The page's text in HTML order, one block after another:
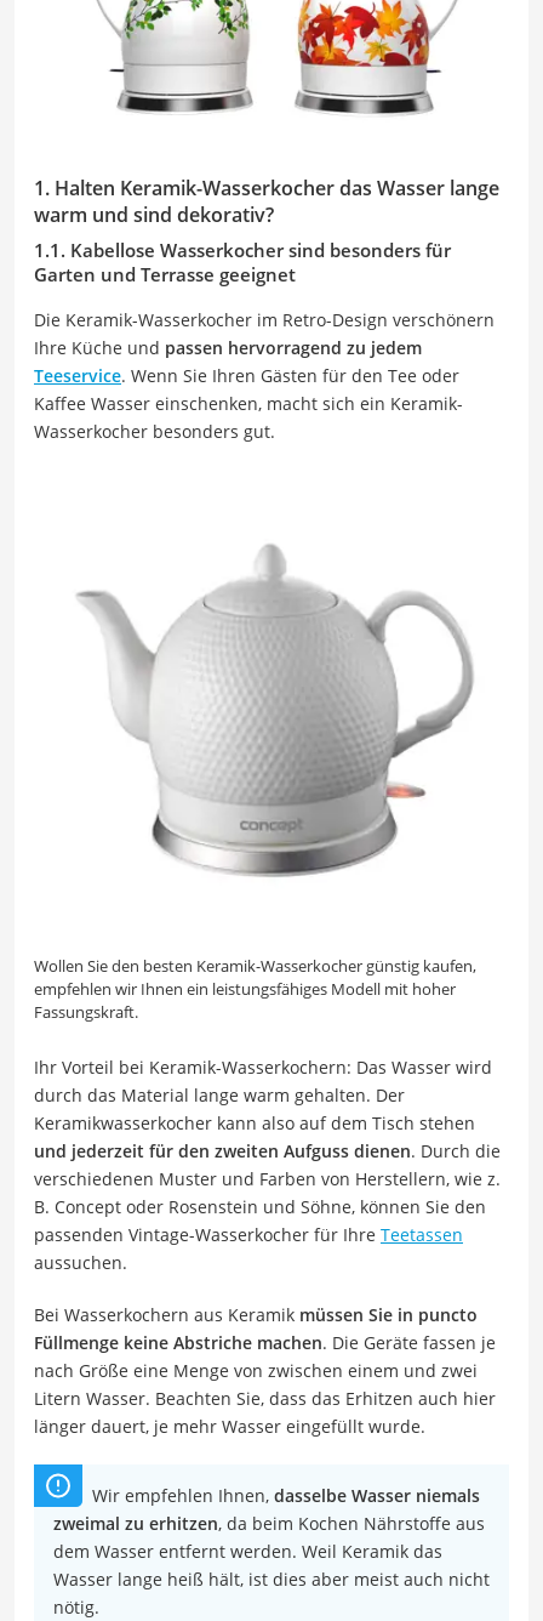
1. Halten Keramik-Wasserkocher das Wasser lange
warm und sind dekorativ?
1.1. Kabellose Wasserkocher sind besonders für
Garten und Terrasse geeignet
Die Keramik-Wasserkocher im Retro-Design verschönern
Ihre Küche und passen hervorragend zu jedem
Teeservice. Wenn Sie Ihren Gästen für den Tee oder
Kaffee Wasser einschenken, macht sich ein Keramik-
Wasserkocher besonders gut.
Wollen Sie den besten Keramik-Wasserkocher günstig kaufen,
empfehlen wir Ihnen ein leistungsfähiges Modell mit hoher
Fassungskraft.
Ihr Vorteil bei Keramik-Wasserkochern: Das Wasser wird
durch das Material lange warm gehalten. Der
Keramikwasserkocher kann also auf dem Tisch stehen
und jederzeit für den zweiten Aufguss dienen. Durch die
verschiedenen Muster und Farben von Herstellern, wie z.
B. Concept oder Rosenstein und Söhne, können Sie den
passenden Vintage-Wasserkocher für Ihre Teetassen
aussuchen.
Bei Wasserkochern aus Keramik müssen Sie in puncto
Füllmenge keine Abstriche machen. Die Geräte fassen je
nach Größe eine Menge von zwischen einem und zwei
Litern Wasser. Beachten Sie, dass das Erhitzen auch hier
länger dauert, je mehr Wasser eingefüllt wurde.
Wir empfehlen Ihnen, dasselbe Wasser niemals
zweimal zu erhitzen, da beim Kochen Nährstoffe aus
dem Wasser entfernt werden. Weil Keramik das
Wasser lange heiß hält, ist dies aber meist auch nicht
nötig.